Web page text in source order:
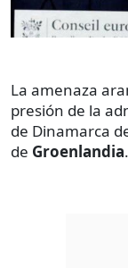
La amenaza
presión de la
de Dinamarca
de Groenlandia.